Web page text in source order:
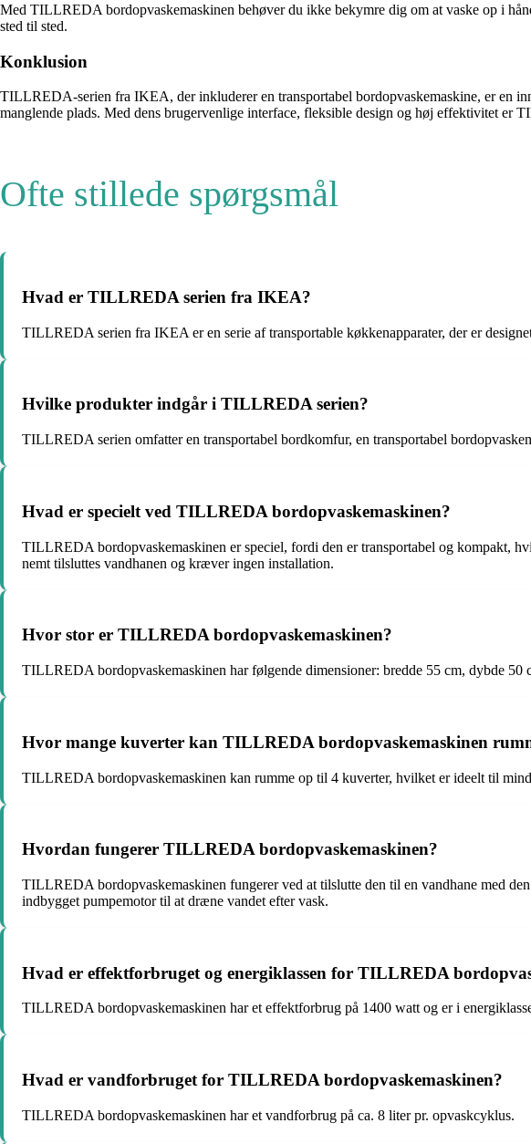
Med TILLREDA bordopvaskemaskinen behøver du ikke bekymre dig om at vaske op i
sted til sted.
Konklusion
TILLREDA-serien fra IKEA, der inkluderer en transportabel bordopvaskemaskine, er en
manglende plads. Med dens brugervenlige interface, fleksible design og høj effektivitet er
Ofte stillede spørgsmål
Hvad er TILLREDA serien fra IKEA?
TILLREDA serien fra IKEA er en serie af transportable køkkenapparater, der er
Hvilke produkter indgår i TILLREDA serien?
TILLREDA serien omfatter en transportabel bordkomfur, en transportabel
Hvad er specielt ved TILLREDA bordopvaskemaskinen?
TILLREDA bordopvaskemaskinen er speciel, fordi den er transportabel og kompakt,
nemt tilsluttes vandhanen og kræver ingen installation.
Hvor stor er TILLREDA bordopvaskemaskinen?
TILLREDA bordopvaskemaskinen har følgende dimensioner: bredde 55 cm, dybde 50
Hvor mange kuverter kan TILLREDA bordopvaskemaskinen
TILLREDA bordopvaskemaskinen kan rumme op til 4 kuverter, hvilket er ideelt til
Hvordan fungerer TILLREDA bordopvaskemaskinen?
TILLREDA bordopvaskemaskinen fungerer ved at tilslutte den til en vandhane med
indbygget pumpemotor til at dræne vandet efter vask.
Hvad er effektforbruget og energiklassen for TILLREDA
TILLREDA bordopvaskemaskinen har et effektforbrug på 1400 watt og er i
Hvad er vandforbruget for TILLREDA bordopvaskemaskinen?
TILLREDA bordopvaskemaskinen har et vandforbrug på ca. 8 liter pr. opvaskcyklus.